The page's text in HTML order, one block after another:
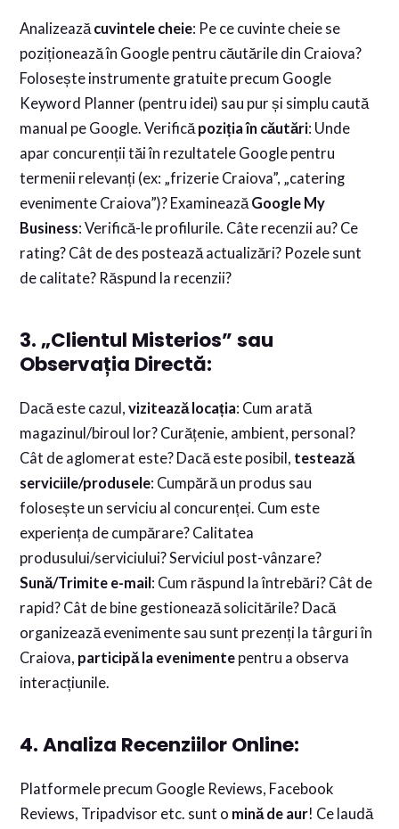
Analizeazăcuvintele cheie: Pe ce cuvinte cheie se
poziționează în Google pentru căutările din Craiova?
Folosește instrumente gratuite precum Google
Keyword Planner (pentru idei) sau pur și simplu caută
manual pe Google. Verificăpoziția în căutări: Unde
apar concurenții tăi în rezultatele Google pentru
termenii relevanți (ex: „frizerie Craiova”, „catering
evenimente Craiova”)? ExamineazăGoogle My
Business: Verifică-le profilurile. Câte recenzii au? Ce
rating? Cât de des postează actualizări? Pozele sunt
de calitate? Răspund la recenzii?
3. „Clientul Misterios” sau
Observația Directă:
Dacă este cazul,vizitează locația: Cum arată
magazinul/biroul lor? Curățenie, ambient, personal?
Cât de aglomerat este? Dacă este posibil, testează
serviciile/produsele: Cumpără un produs sau
folosește un serviciu al concurenței. Cum este
experiența de cumpărare? Calitatea
produsului/serviciului? Serviciul post-vânzare?
Sună/Trimite e-mail : Cum răspund la întrebări? Cât de
rapid? Cât de bine gestionează solicitările? Dacă
organizează evenimente sau sunt prezenți la târguri în
Craiova, participă la evenimente pentru a observa
interacțiunile.
4. Analiza Recenziilor Online:
Platformele precum Google Reviews, Facebook
Reviews, Tripadvisor etc. sunt o mină de aur! Ce laudă